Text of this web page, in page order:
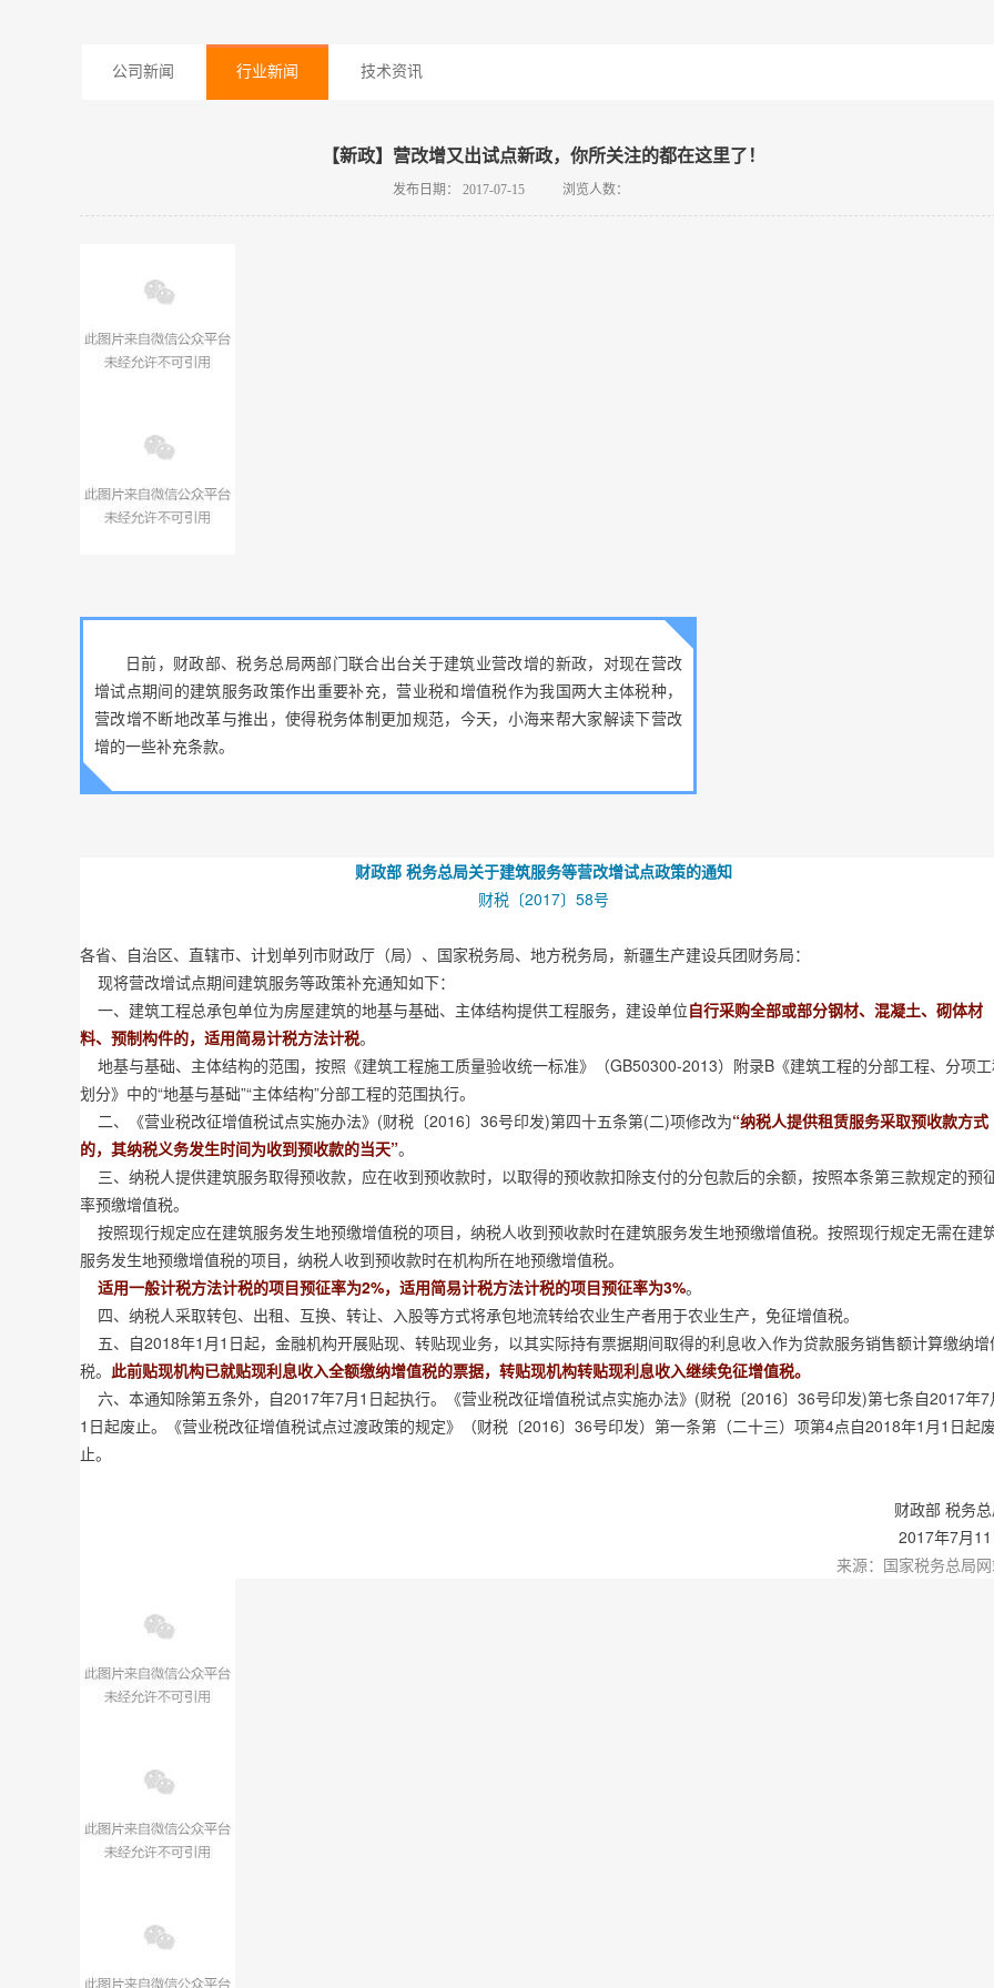
公司新闻 行业新闻 技术资讯
【新政】营改增又出试点新政，你所关注的都在这里了！
发布日期： 2017-07-15 浏览人数：
日前，财政部、税务总局两部门联合出台关于建筑业营改增的新政，对现在营改
增试点期间的建筑服务政策作出重要补充，营业税和增值税作为我国两大主体税种，
营改增不断地改革与推出，使得税务体制更加规范，今天，小海来帮大家解读下营改
增的一些补充条款。
财政部 税务总局关于建筑服务等营改增试点政策的通知
财税〔2017〕58号
各省、自治区、直辖市、计划单列市财政厅（局）、国家税务局、地方税务局，新疆生产建设兵团财务局：
现将营改增试点期间建筑服务等政策补充通知如下：
一、建筑工程总承包单位为房屋建筑的地基与基础、主体结构提供工程服务，建设单位自行采购全部或部分钢材、混凝土、砌体材
料、预制构件的，适用简易计税方法计税。
地基与基础、主体结构的范围，按照《建筑工程施工质量验收统一标准》（GB50300-2013）附录B《建筑工程的分部工程、分项
划分》中的“地基与基础”“主体结构”分部工程的范围执行。
二、《营业税改征增值税试点实施办法》(财税〔2016〕36号印发)第四十五条第(二)项修改为“纳税人提供租赁服务采取预收款方式
的，其纳税义务发生时间为收到预收款的当天”。
三、纳税人提供建筑服务取得预收款，应在收到预收款时，以取得的预收款扣除支付的分包款后的余额，按照本条第三款规定的预
率预缴增值税。
按照现行规定应在建筑服务发生地预缴增值税的项目，纳税人收到预收款时在建筑服务发生地预缴增值税。按照现行规定无需在建
服务发生地预缴增值税的项目，纳税人收到预收款时在机构所在地预缴增值税。
适用一般计税方法计税的项目预征率为2%，适用简易计税方法计税的项目预征率为3%。
四、纳税人采取转包、出租、互换、转让、入股等方式将承包地流转给农业生产者用于农业生产，免征增值税。
五、自2018年1月1日起，金融机构开展贴现、转贴现业务，以其实际持有票据期间取得的利息收入作为贷款服务销售额计算缴纳增
税。 此前贴现机构已就贴现利息收入全额缴纳增值税的票据，转贴现机构转贴现利息收入继续免征增值税。
六、本通知除第五条外，自2017年7月1日起执行。《营业税改征增值税试点实施办法》(财税〔2016〕36号印发)第七条自2017年7
1日起废止。《营业税改征增值税试点过渡政策的规定》（财税〔2016〕36号印发）第一条第（二十三）项第4点自2018年1月1日起
止。
财政部 税务
2017年7月11
来源：国家税务总局